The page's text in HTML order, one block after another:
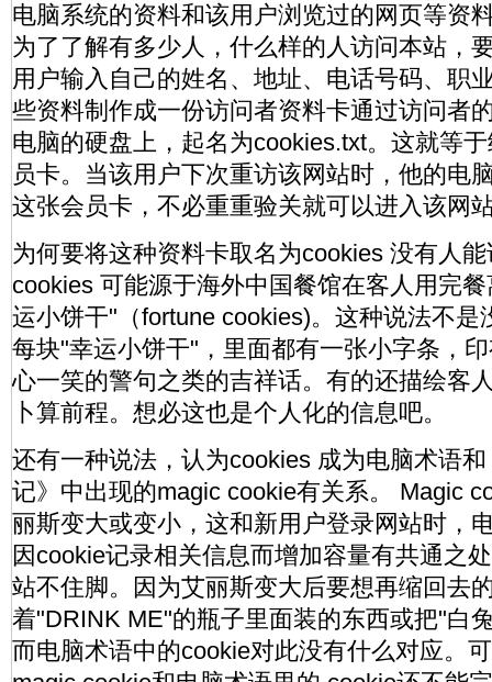
电脑系统的资料和该用户浏览过的网页等资
为了了解有多少人，什么样的人访问本站，
用户输入自己的姓名、地址、电话号码、职
些资料制作成一份访问者资料卡通过访问者
电脑的硬盘上，起名为cookies.txt。这就等
员卡。当该用户下次重访该网站时，他的电
这张会员卡，不必重重验关就可以进入该网
为何要将这种资料卡取名为cookies 没有人
cookies 可能源于海外中国餐馆在客人用完
运小饼干"（fortune cookies)。这种说法不是
每块"幸运小饼干"，里面都有一张小字条，
心一笑的警句之类的吉祥话。有的还描绘客
卜算前程。想必这也是个人化的信息吧。
还有一种说法，认为cookies 成为电脑术语
记》中出现的magic cookie有关系。 Magic
丽斯变大或变小，这和新用户登录网站时，
因cookie记录相关信息而增加容量有共通之
站不住脚。因为艾丽斯变大后要想再缩回去
着"DRINK ME"的瓶子里面装的东西或把"白
而电脑术语中的cookie对此没有什么对应。